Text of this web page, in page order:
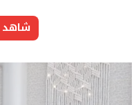
شاهد